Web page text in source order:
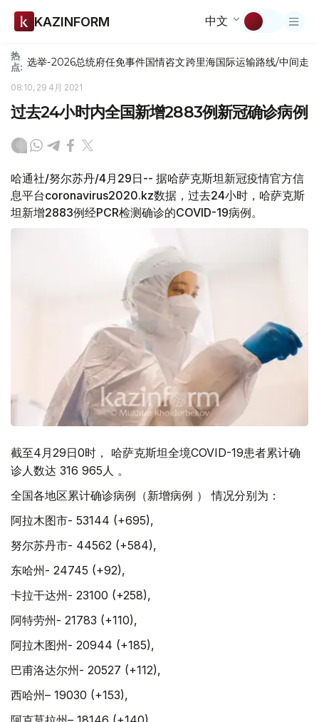
KAZINFORM 中文
热
点: 选举-2026总统府任免事件国情咨文跨里海国际运输路线/中间走廊
08:10, 29 4月 2021
过去24小时内全国新增2883例新冠确诊病例
哈通社/努尔苏丹/4月29日-- 据哈萨克斯坦新冠疫情官方信
息平台coronavirus2020.kz数据，过去24小时，哈萨克斯
坦新增2883例经PCR检测确诊的COVID-19病例。
截至4月29日0时， 哈萨克斯坦全境COVID-19患者累计确
诊人数达 316 965人 。
全国各地区累计确诊病例（新增病例 ） 情况分别为：
阿拉木图市- 53144 (+695),
努尔苏丹市- 44562 (+584),
东哈州- 24745 (+92),
卡拉干达州- 23100 (+258),
阿特劳州- 21783 (+110),
阿拉木图州- 20944 (+185),
巴甫洛达尔州- 20527 (+112),
西哈州– 19030 (+153),